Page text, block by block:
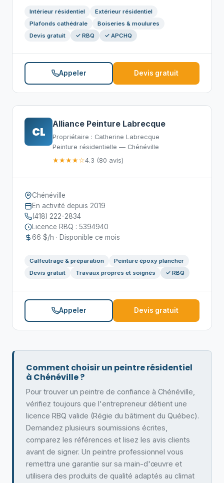
Intérieur résidentiel
Extérieur résidentiel
Plafonds cathédrale
Boiseries & moulures
Devis gratuit
✓ RBQ ✓ APCHQ
Appeler Devis gratuit
CL
Alliance Peinture Labrecque
Propriétaire : Catherine Labrecque
Peinture résidentielle — Chénéville
★★★★☆4.3 (80 avis)
Chénéville
En activité depuis 2019
(418) 222-2834
Licence RBQ : 5394940
66 $/h · Disponible ce mois
Calfeutrage & préparation
Peinture époxy plancher
Devis gratuit
Travaux propres et soignés ✓ RBQ
Appeler Devis gratuit
Comment choisir un peintre résidentiel
à Chénéville ?
Pour trouver un peintre de confiance à Chénéville,
vérifiez toujours que l'entrepreneur détient une
licence RBQ valide (Régie du bâtiment du Québec).
Demandez plusieurs soumissions écrites,
comparez les références et lisez les avis clients
avant de signer. Un peintre professionnel vous
remettra une garantie sur sa main-d'œuvre et
utilisera des produits de qualité adaptés au climat